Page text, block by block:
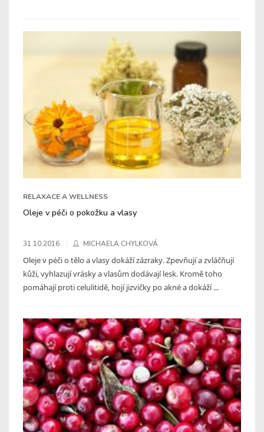
RELAXACE A WELLNESS
Oleje v péči o pokožku a vlasy
31.10.2016 MICHAELA CHYLKOVÁ
Oleje v péči o tělo a vlasy dokáží zázraky. Zpevňují a zvláčňují
kůži, vyhlazují vrásky a vlasům dodávají lesk. Kromě toho
pomáhají proti celulitidě, hojí jizvičky po akné a dokáží ...